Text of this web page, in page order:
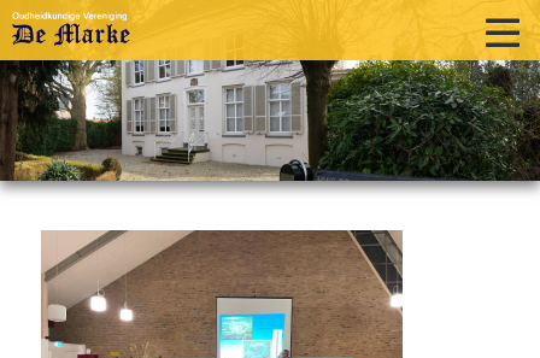
home
historie
activiteiten